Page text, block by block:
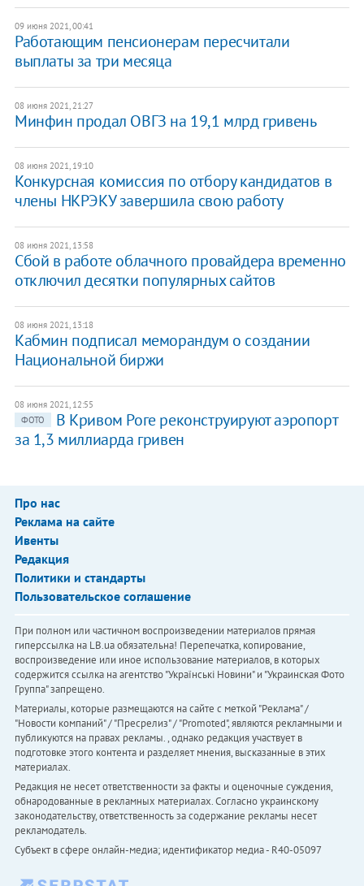
09 июня 2021, 00:41
Работающим пенсионерам пересчитали
выплаты за три месяца
08 июня 2021, 21:27
Минфин продал ОВГЗ на 19,1 млрд гривень
08 июня 2021, 19:10
Конкурсная комиссия по отбору кандидатов в
члены НКРЭКУ завершила свою работу
08 июня 2021, 13:58
Сбой в работе облачного провайдера временно
отключил десятки популярных сайтов
08 июня 2021, 13:18
Кабмин подписал меморандум о создании
Национальной биржи
08 июня 2021, 12:55
ФОТО
В Кривом Роге реконструируют аэропорт
за 1,3 миллиарда гривен
Про нас
Реклама на сайте
Ивенты
Редакция
Политики и стандарты
Пользовательское соглашение
При полном или частичном воспроизведении материалов прямая
гиперссылка на LB.ua обязательна! Перепечатка, копирование,
воспроизведение или иное использование материалов, в которых
содержится ссылка на агентство "Українськi Новини" и "Украинская Фото
Группа" запрещено.
Материалы, которые размещаются на сайте с меткой "Реклама" /
"Новости компаний" / "Пресрелиз" / "Promoted", являются рекламными и
публикуются на правах рекламы. , однако редакция участвует в
подготовке этого контента и разделяет мнения, высказанные в этих
материалах.
Редакция не несет ответственности за факты и оценочные суждения,
обнародованные в рекламных материалах. Согласно украинскому
законодательству, ответственность за содержание рекламы несет
рекламодатель.
Субъект в сфере онлайн-медиа; идентификатор медиа - R40-05097